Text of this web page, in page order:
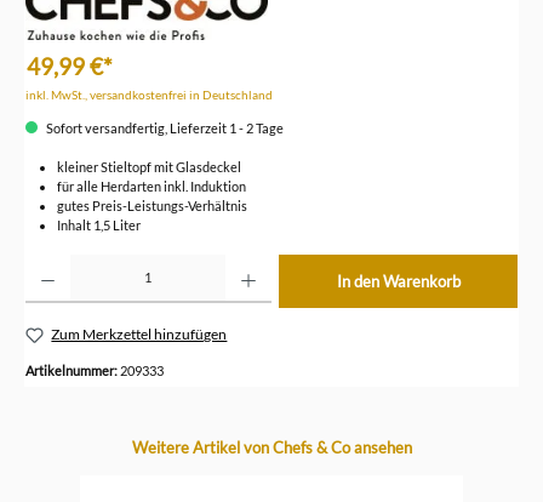
49,99 €*
inkl. MwSt., versandkostenfrei in Deutschland
Sofort versandfertig, Lieferzeit 1 - 2 Tage
kleiner Stieltopf mit Glasdeckel
für alle Herdarten inkl. Induktion
gutes Preis-Leistungs-Verhältnis
Inhalt 1,5 Liter
In den Warenkorb
Zum Merkzettel hinzufügen
Artikelnummer: 209333
Produktgalerie überspringen
Weitere Artikel von Chefs & Co ansehen